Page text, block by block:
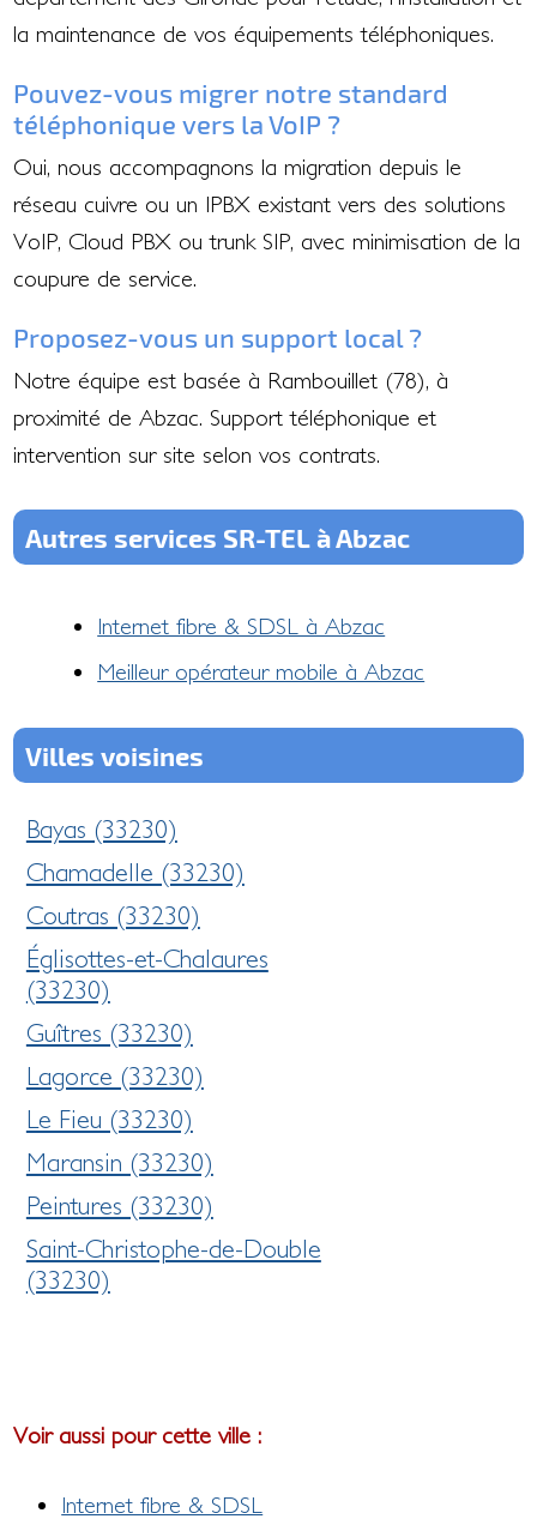
la maintenance de vos équipements téléphoniques.
Pouvez-vous migrer notre standard
téléphonique vers la VoIP ?
Oui, nous accompagnons la migration depuis le
réseau cuivre ou un IPBX existant vers des solutions
VoIP, Cloud PBX ou trunk SIP, avec minimisation de la
coupure de service.
Proposez-vous un support local ?
Notre équipe est basée à Rambouillet (78), à
proximité de Abzac. Support téléphonique et
intervention sur site selon vos contrats.
Autres services SR-TEL à Abzac
Internet fibre & SDSL à Abzac
Meilleur opérateur mobile à Abzac
Villes voisines
Bayas (33230)
Chamadelle (33230)
Coutras (33230)
Églisottes-et-Chalaures
(33230)
Guîtres (33230)
Lagorce (33230)
Le Fieu (33230)
Maransin (33230)
Peintures (33230)
Saint-Christophe-de-Double
(33230)
Voir aussi pour cette ville :
Internet fibre & SDSL